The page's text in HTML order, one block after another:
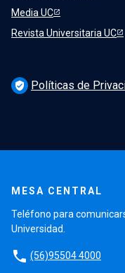
Media UC
Revista Universitaria UC
verified_user Políticas de
MESA CENTRAL
Teléfono para
Universidad.
phone (56)95504 4000